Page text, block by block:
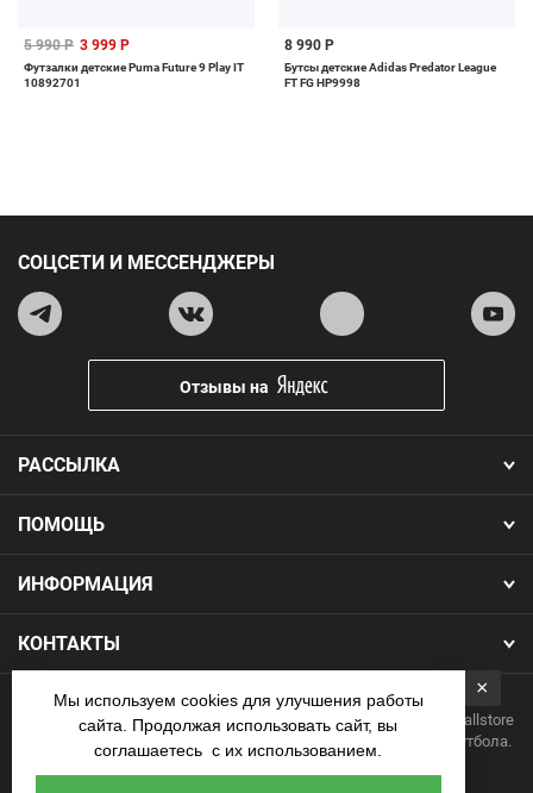
5 990 Р 3 999 Р
Футзалки детские Puma Future 9 Play IT
10892701
8 990 Р
Бутсы детские Adidas Predator League
FT FG HP9998
ПОМОЩЬ
ИНФОРМАЦИЯ
КОНТАКТЫ
РАССЫЛКА
СОЦСЕТИ И МЕССЕНДЖЕРЫ
Отзывы на
Copyright 2026.Все права защищены. Интернет-магазин Footballstore
— продажа футбольной формы, бутс, мячей и одежды для футбола.
×
Мы используем cookies для улучшения работы
сайта. Продолжая использовать сайт, вы
соглашаетесь с их использованием.